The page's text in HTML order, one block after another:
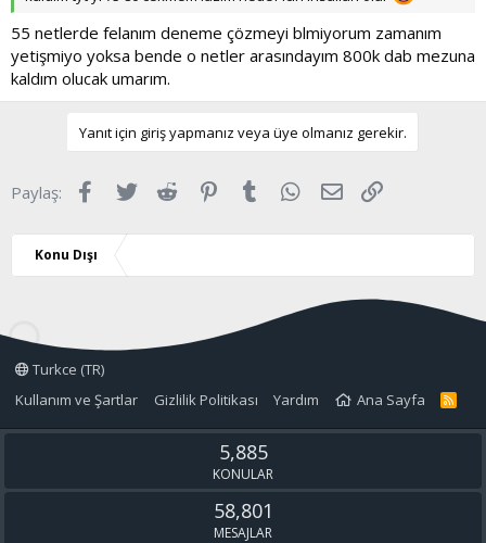
55 netlerde felanım deneme çözmeyi blmiyorum zamanım
yetişmiyo yoksa bende o netler arasındayım 800k dab mezuna
kaldım olucak umarım.
Yanıt için giriş yapmanız veya üye olmanız gerekir.
Paylaş: Facebook
Twitter Reddit Pinterest
Tumblr WhatsApp
E-posta
Konu Dışı
Turkce (TR)
Kullanım ve Şartlar
Gizlilik Politikası Yardım Ana Sayfa
R
S
5,885
KONULAR
58,801
MESAJLAR